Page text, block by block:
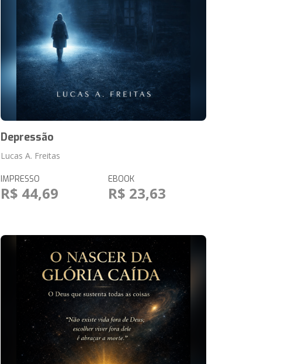
Depressão
Lucas A. Freitas
IMPRESSO
R$ 44,69
EBOOK
R$ 23,63